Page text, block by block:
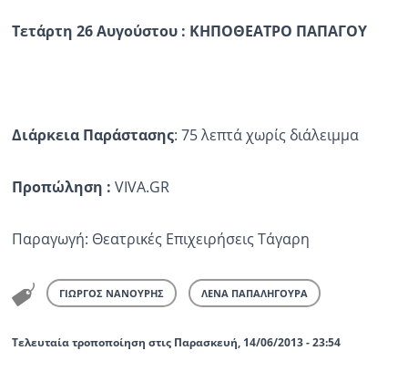
Τετάρτη 26 Αυγούστου : ΚΗΠΟΘΕΑΤΡΟ ΠΑΠΑΓΟΥ
Διάρκεια Παράστασης: 75 λεπτά χωρίς διάλειμμα
Προπώληση : VIVA.GR
Παραγωγή: Θεατρικές Επιχειρήσεις Τάγαρη
ΓΙΩΡΓΟΣ ΝΑΝΟΥΡΗΣ ΛΕΝΑ ΠΑΠΑΛΗΓΟΥΡΑ
Τελευταία τροποποίηση στις Παρασκευή, 14/06/2013 - 23:54